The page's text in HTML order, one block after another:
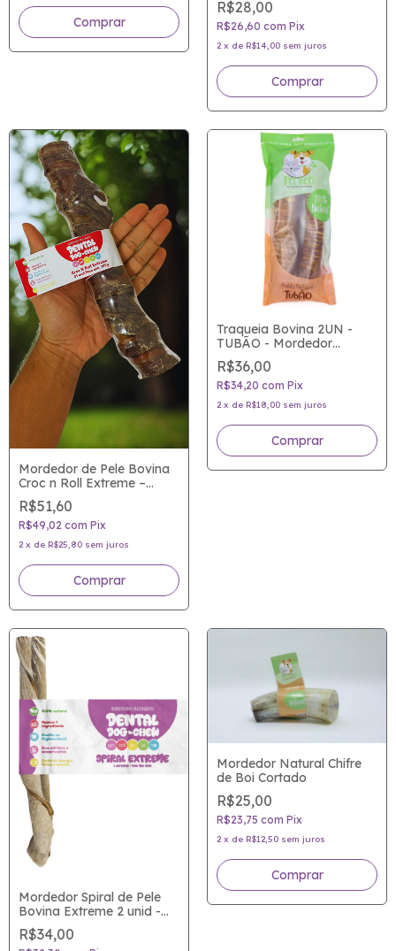
de Tilápia
R$28,00
R$26,60 com Pix
2 x de R$14,00 sem juros
Mordedor de Pele Bovina
Croc n Roll Extreme –
Good Lovin
R$51,60
R$49,02 com Pix
2 x de R$25,80 sem juros
Traqueia Bovina 2UN -
TUBÃO - Mordedor
Natural para Cães
R$36,00
R$34,20 com Pix
2 x de R$18,00 sem juros
Mordedor Spiral de Pele
Bovina Extreme 2 unid -
Distração saudável para
mordidas extremas!
R$34,00
Mordedor Natural Chifre
de Boi Cortado
R$25,00
R$23,75 com Pix
2 x de R$12,50 sem juros